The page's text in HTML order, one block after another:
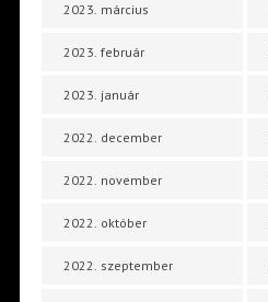
2023. március
2023. február
2023. január
2022. december
2022. november
2022. október
2022. szeptember